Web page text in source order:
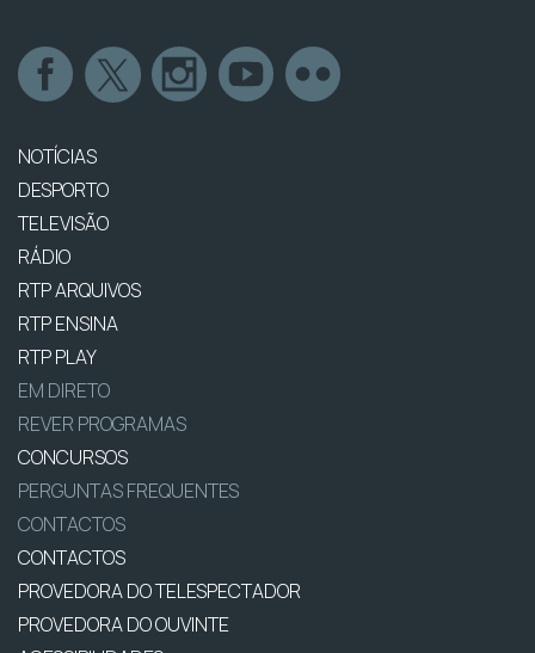
NOTÍCIAS
DESPORTO
TELEVISÃO
RÁDIO
RTP ARQUIVOS
RTP ENSINA
RTP PLAY
EM DIRETO
REVER PROGRAMAS
CONCURSOS
PERGUNTAS FREQUENTES
CONTACTOS
CONTACTOS
PROVEDORA DO TELESPECTADOR
PROVEDORA DO OUVINTE